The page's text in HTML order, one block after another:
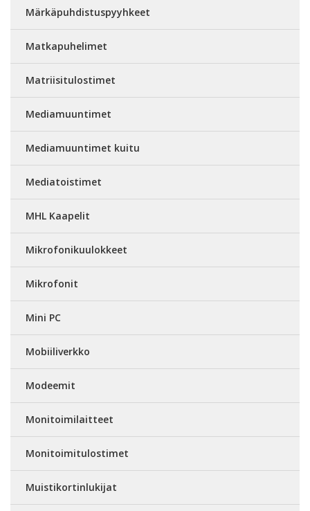
Märkäpuhdistuspyyhkeet
Matkapuhelimet
Matriisitulostimet
Mediamuuntimet
Mediamuuntimet kuitu
Mediatoistimet
MHL Kaapelit
Mikrofonikuulokkeet
Mikrofonit
Mini PC
Mobiiliverkko
Modeemit
Monitoimilaitteet
Monitoimitulostimet
Muistikortinlukijat